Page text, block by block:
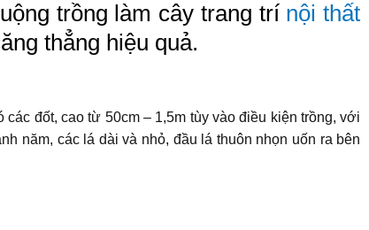
trồng làm cây trang trí nội thất
thẳng hiệu quả.
đốt, cao từ 50cm – 1,5m tùy vào điều kiện trồng, với
năm, các lá dài và nhỏ, đầu lá thuôn nhọn uốn ra bên